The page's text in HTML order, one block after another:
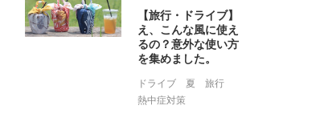
【旅行・ドライブ】
え、こんな風に使え
るの？意外な使い方
を集めました。
ドライブ 夏
旅行
熱中症対策